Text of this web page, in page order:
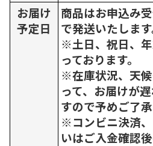
お届け
予定日
商品はお申込み
で発送いたします
※土日、祝日、
っております。
※在庫状況、天
って、お届けが
すので予めご了承
※コンビニ決済
いはご入金確認